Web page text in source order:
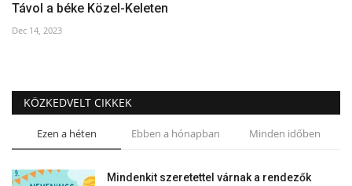
Távol a béke Közel-Keleten
Dec 14, 2023
KÖZKEDVELT CIKKEK
Ezen a héten Ebben a hónapban Minden időben
Mindenkit szeretettel várnak a rendezők